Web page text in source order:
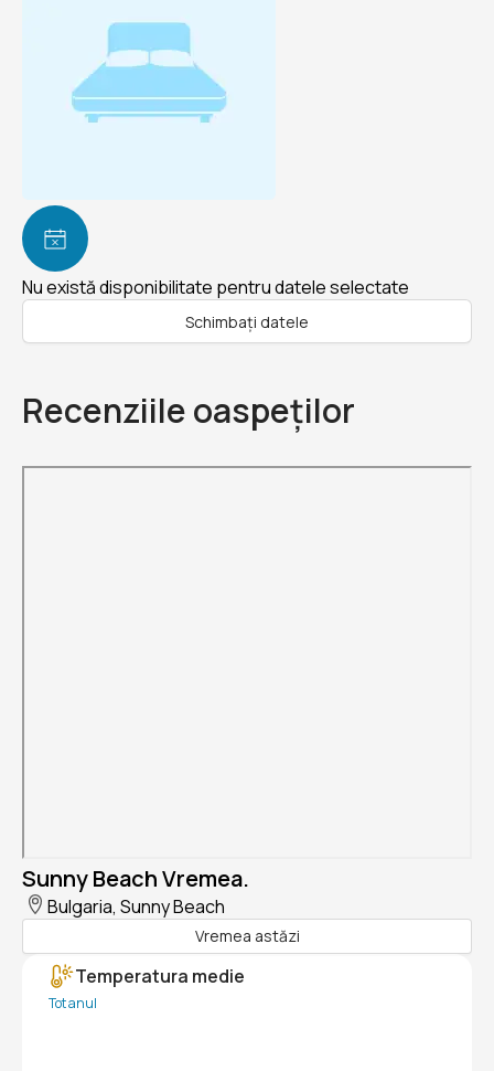
Nu există disponibilitate pentru datele selectate
Schimbați datele
Recenziile oaspeților
Sunny Beach Vremea.
Bulgaria, Sunny Beach
Vremea astăzi
Temperatura medie
Tot anul